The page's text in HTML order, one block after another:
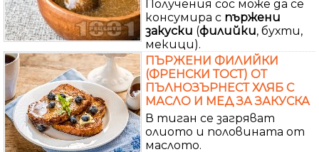
Получения сос може да се
консумира с пържени
закуски (филийки, бухти,
мекици).
ПЪРЖЕНИ ФИЛИЙКИ
(ФРЕНСКИ ТОСТ) ОТ
ПЪЛНОЗЪРНЕСТ ХЛЯБ С
МАСЛО И МЕД ЗА ЗАКУСКА
В тиган се загряват
олиото и половината от
маслото.